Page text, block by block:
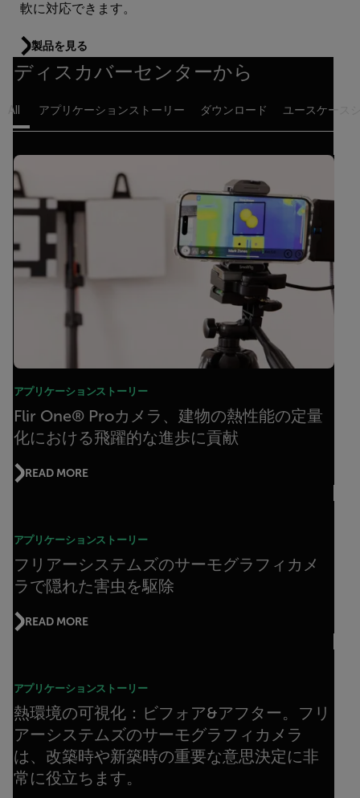
軟に対応できます。
製品を見る
ディスカバーセンターから
All アプリケーションストーリー ダウンロード ユースケース
アプリケーションストーリー
Flir One® Proカメラ、建物の熱性能の定量
化における飛躍的な進歩に貢献
READ MORE
アプリケーションストーリー
フリアーシステムズのサーモグラフィカメ
ラで隠れた害虫を駆除
READ MORE
アプリケーションストーリー
熱環境の可視化：ビフォア&アフター。フリ
アーシステムズのサーモグラフィカメラ
は、改築時や新築時の重要な意思決定に非
常に役立ちます。